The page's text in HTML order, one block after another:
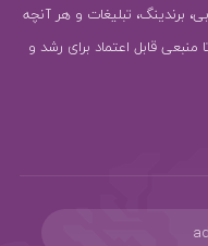
برندینگ، تبلیغات و هر آنچه
قابل اعتماد برای رشد و